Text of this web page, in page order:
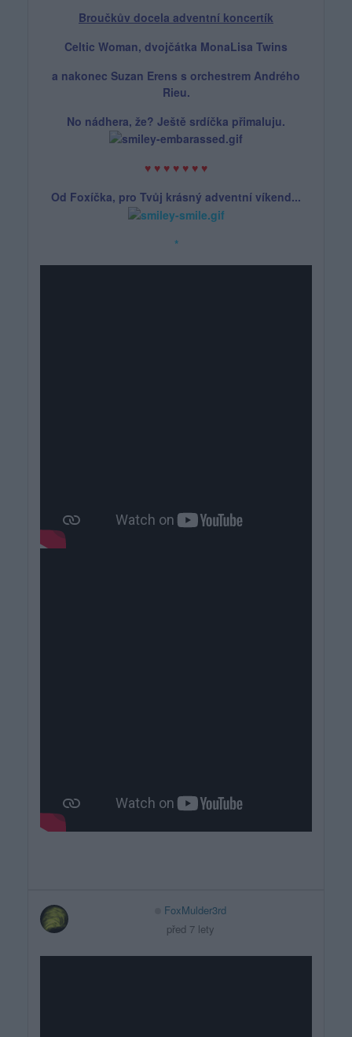
Broučkův docela adventní koncertík
Celtic Woman, dvojčátka MonaLisa Twins
a nakonec Suzan Erens s orchestrem Andrého
Rieu.
No nádhera, že? Ještě srdíčka přimaluju.
♥ ♥ ♥ ♥ ♥ ♥ ♥
Od Foxíčka, pro Tvůj krásný adventní víkend...
*
FoxMulder3rd
před 7 lety